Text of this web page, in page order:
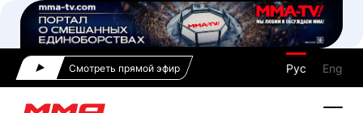
Смотреть прямой эфир Рус Eng